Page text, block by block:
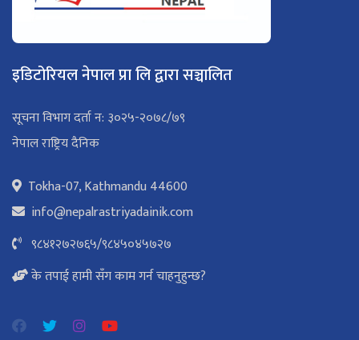
इडिटोरियल नेपाल प्रा लि द्वारा सञ्चालित
सूचना विभाग दर्ता न: ३०२५-२०७८/७९
नेपाल राष्ट्रिय दैनिक
Tokha-07, Kathmandu 44600
info@nepalrastriyadainik.com
९८४१२७२७६५/९८४५०४५७२७
के तपाई हामी सँग काम गर्न चाहनुहुन्छ?